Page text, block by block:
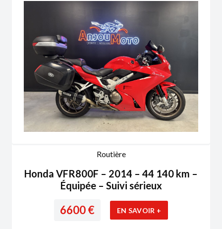
Routière
Honda VFR800F – 2014 – 44 140 km –
Équipée – Suivi sérieux
6600€ EN SAVOIR +